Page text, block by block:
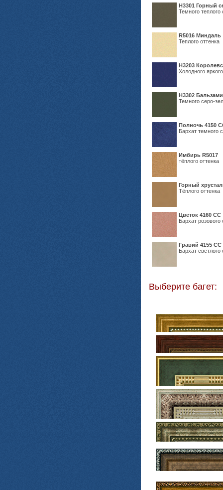
Н3301 Горный
Темного теплого
R5016 Миндаль
Теплого оттенка
Н3203
Холодного
Н3302
Темного серо-
Полночь 4150
Бархат темного
Имбирь R5017
тёплого оттенка
Горный
Тёплого оттенка
Цветок 4160 СС
Бархат розового
Гравий 4155 СС
Бархат светлого
Выберите багет: